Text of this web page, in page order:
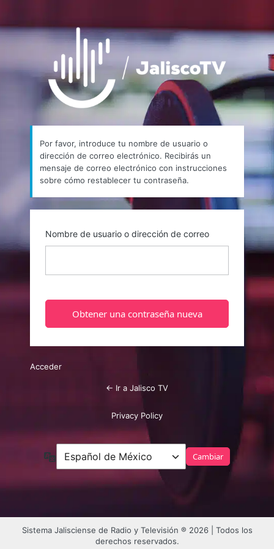
Contraseña
perdida
https://
Por favor, introduce tu nombre de usuario o
dirección de correo electrónico. Recibirás un
mensaje de correo electrónico con instrucciones
sobre cómo restablecer tu contraseña.
Nombre de usuario o dirección de correo
Acceder
← Ir a Jalisco TV
Privacy Policy
Idioma
Sistema Jalisciense de Radio y Televisión ® 2026 | Todos los
derechos reservados.